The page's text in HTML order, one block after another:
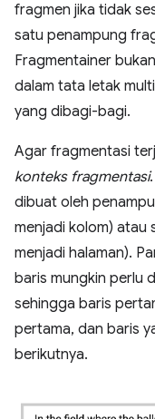
fragmen jika tidak
satu penampung
Fragmentainer
dalam tata letak
yang dibagi-bagi.
Agar fragmentasi
konteks fragmentasi
dibuat oleh
menjadi kolom) atau
menjadi halaman).
baris mungkin perlu
sehingga baris
pertama, dan baris
berikutnya.